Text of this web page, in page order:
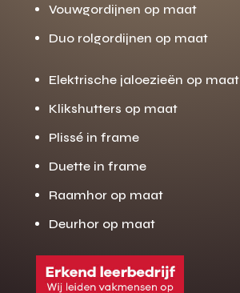
Vouwgordijnen op maat
Duo rolgordijnen op maat
Elektrische jaloezieën op maat
Klikshutters op maat
Plissé in frame
Duette in frame
Raamhor op maat
Deurhor op maat